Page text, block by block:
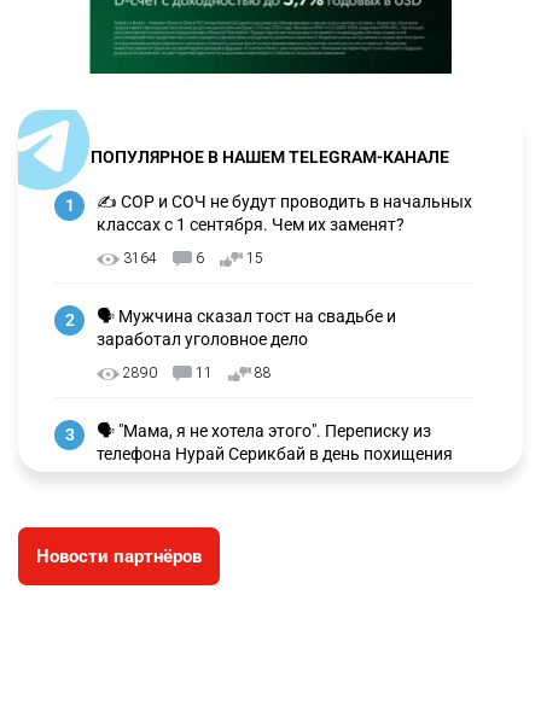
ПОПУЛЯРНОЕ В НАШЕМ TELEGRAM-КАНАЛЕ
1
✍️ СОР и СОЧ не будут проводить в начальных
классах с 1 сентября. Чем их заменят?
3164 6 15
2
🗣 Мужчина сказал тост на свадьбе и
заработал уголовное дело
2890 11 88
3
🗣 "Мама, я не хотела этого". Переписку из
телефона Нурай Серикбай в день похищения
зачитали в суде
⚠️ Доброе утро, друзья! Предлагаем обзор
главных новостей за 4 августа
Новости партнёров